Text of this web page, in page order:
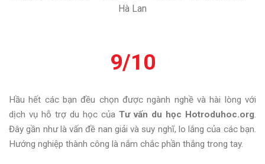
Hà Lan
9/10
Hầu hết các bạn đều chọn được ngành nghề và hài lòng với
dịch vụ hỗ trợ du học của Tư vấn du học Hotroduhoc.org.
Đây gần như là vấn đề nan giải và suy nghĩ, lo lắng của các bạn.
Hướng nghiệp thành công là nắm chắc phần thắng trong tay.